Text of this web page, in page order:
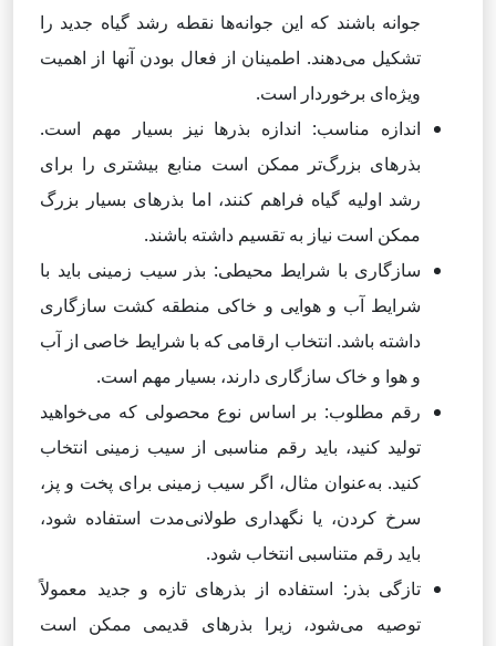
جوانه باشند که این جوانه‌ها نقطه رشد گیاه جدید را
تشکیل می‌دهند. اطمینان از فعال بودن آنها از اهمیت
ویژه‌ای برخوردار است.
اندازه مناسب: اندازه بذرها نیز بسیار مهم است.
بذرهای بزرگ‌تر ممکن است منابع بیشتری را برای
رشد اولیه گیاه فراهم کنند، اما بذرهای بسیار بزرگ
ممکن است نیاز به تقسیم داشته باشند.
سازگاری با شرایط محیطی: بذر سیب زمینی باید با
شرایط آب و هوایی و خاکی منطقه کشت سازگاری
داشته باشد. انتخاب ارقامی که با شرایط خاصی از آب
و هوا و خاک سازگاری دارند، بسیار مهم است.
رقم مطلوب: بر اساس نوع محصولی که می‌خواهید
تولید کنید، باید رقم مناسبی از سیب زمینی انتخاب
کنید. به‌عنوان مثال، اگر سیب زمینی برای پخت و پز،
سرخ کردن، یا نگهداری طولانی‌مدت استفاده شود،
باید رقم متناسبی انتخاب شود.
تازگی بذر: استفاده از بذرهای تازه و جدید معمولاً
توصیه می‌شود، زیرا بذرهای قدیمی ممکن است